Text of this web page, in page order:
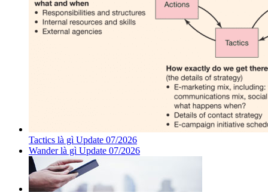
Tactics là gì Update 07/2026
Wander là gì Update 07/2026